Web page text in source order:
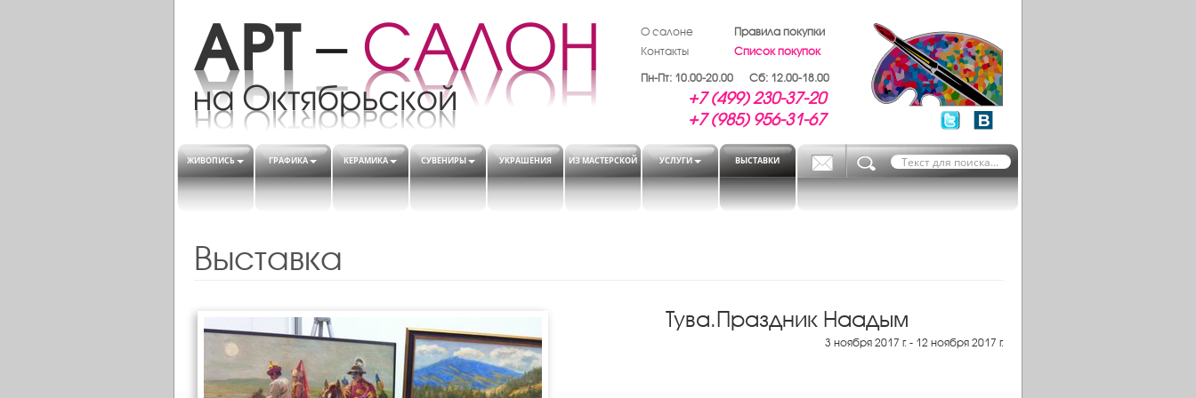
О салоне
Правила покупки
Контакты
Список покупок
Пн-Пт: 10.00-20.00 Сб: 12.00-18.00
+7 (499) 230-37-20
+7 (985) 956-31-67
ЖИВОПИСЬ ГРАФИКА КЕРАМИКА СУВЕНИРЫ УКРАШЕНИЯ ИЗ МАСТЕРСКОЙ УСЛУГИ ВЫСТАВКИ
Выставка
Тува.Праздник Наадым
3 ноября 2017 г. - 12 ноября 2017 г.